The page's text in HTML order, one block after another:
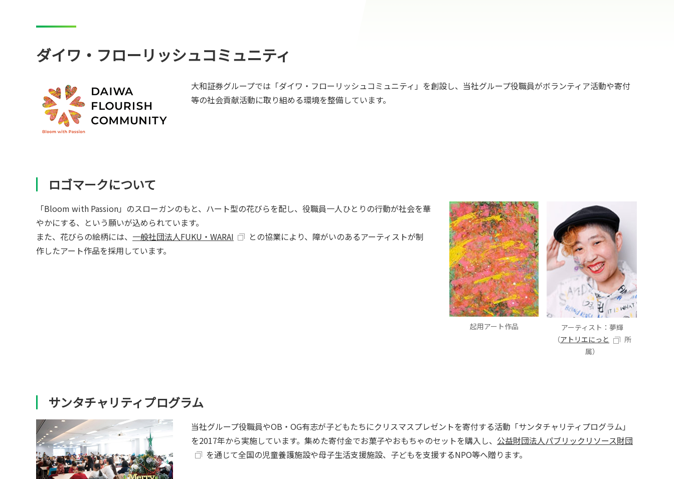
ダイワ・フローリッシュコミュニティ
大和証券グループでは「ダイワ・フローリッシュコミュニティ」を創設し、当社グループ役職員がボランティア活動や寄付
等の社会貢献活動に取り組める環境を整備しています。
ロゴマークについて
起用アート作品
アーティスト：夢輝
（アトリエにっと
所
属）
「Bloom with Passion」のスローガンのもと、ハート型の花びらを配し、役職員一人ひとりの行動が社会を華
やかにする、という願いが込められています。
また、花びらの絵柄には、 一般社団法人FUKU・WARAI
との協業により、障がいのあるアーティストが制
作したアート作品を採用しています。
サンタチャリティプログラム
当社グループ役職員やOB・OG有志が子どもたちにクリスマスプレゼントを寄付する活動「サンタチャリティプログラム」
を2017年から実施しています。集めた寄付金でお菓子やおもちゃのセットを購入し、 公益財団法人パブリックリソース財団
を通じて全国の児童養護施設や母子生活支援施設、子どもを支援するNPO等へ贈ります。